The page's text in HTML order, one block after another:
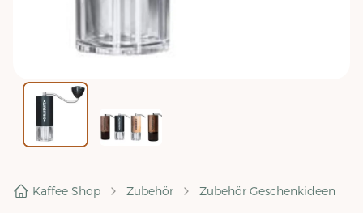
Kaffee Shop Zubehör Zubehör Geschenkideen